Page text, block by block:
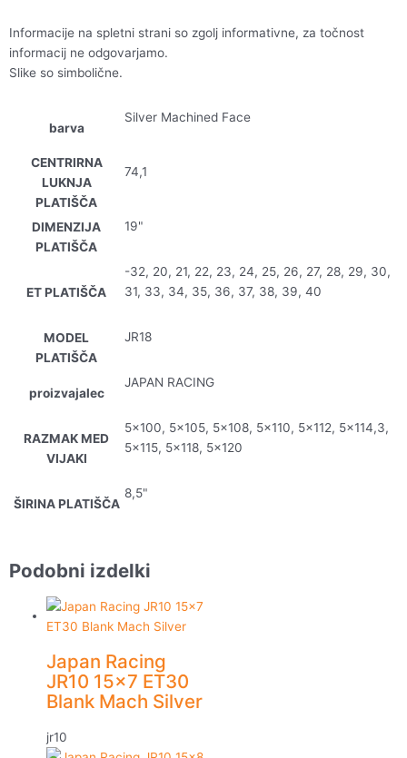
Informacije na spletni strani so zgolj informativne, za točnost
informacij ne odgovarjamo.
Slike so simbolične.
barva
Silver Machined Face
CENTRIRNA
LUKNJA
PLATIŠČA
74,1
DIMENZIJA
PLATIŠČA
19"
ET PLATIŠČA
-32, 20, 21, 22, 23, 24, 25, 26, 27, 28, 29, 30,
31, 33, 34, 35, 36, 37, 38, 39, 40
MODEL
PLATIŠČA
JR18
proizvajalec
JAPAN RACING
RAZMAK MED
VIJAKI
5×100, 5×105, 5×108, 5×110, 5×112, 5×114,3,
5×115, 5×118, 5×120
ŠIRINA PLATIŠČA
8,5"
Podobni izdelki
Japan Racing
JR10 15×7 ET30
Blank Mach Silver
jr10